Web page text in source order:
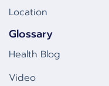
Location
Glossary
Health Blog
Video